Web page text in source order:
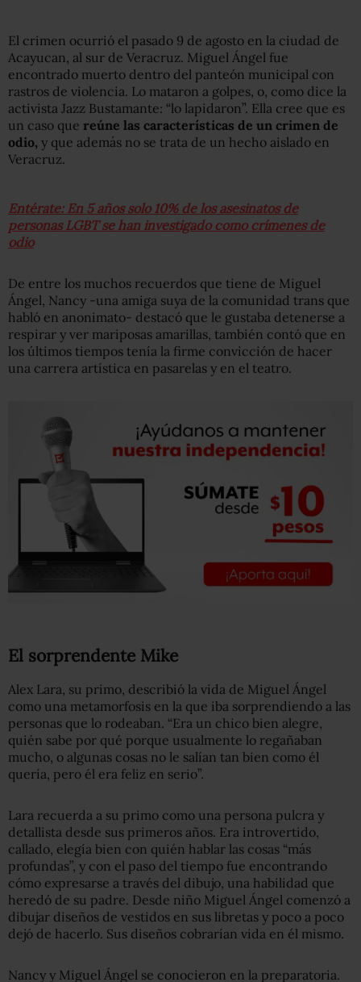
El crimen ocurrió el pasado 9 de agosto en la ciudad de
Acayucan, al sur de Veracruz. Miguel Ángel fue
encontrado muerto dentro del panteón municipal con
rastros de violencia. Lo mataron a golpes, o, como dice la
activista Jazz Bustamante: “lo lapidaron”. Ella cree que es
un caso que reúne las características de un crimen de
odio, y que además no se trata de un hecho aislado en
Veracruz.
Entérate: En 5 años solo 10% de los asesinatos de
personas LGBT se han investigado como crímenes de
odio
De entre los muchos recuerdos que tiene de Miguel
Ángel, Nancy -una amiga suya de la comunidad trans que
habló en anonimato- destacó que le gustaba detenerse a
respirar y ver mariposas amarillas, también contó que en
los últimos tiempos tenía la firme convicción de hacer
una carrera artística en pasarelas y en el teatro.
El sorprendente Mike
Alex Lara, su primo, describió la vida de Miguel Ángel
como una metamorfosis en la que iba sorprendiendo a las
personas que lo rodeaban. “Era un chico bien alegre,
quién sabe por qué porque usualmente lo regañaban
mucho, o algunas cosas no le salían tan bien como él
quería, pero él era feliz en serio”.
Lara recuerda a su primo como una persona pulcra y
detallista desde sus primeros años. Era introvertido,
callado, elegía bien con quién hablar las cosas “más
profundas”, y con el paso del tiempo fue encontrando
cómo expresarse a través del dibujo, una habilidad que
heredó de su padre. Desde niño Miguel Ángel comenzó a
dibujar diseños de vestidos en sus libretas y poco a poco
dejó de hacerlo. Sus diseños cobrarían vida en él mismo.
Nancy y Miguel Ángel se conocieron en la preparatoria.